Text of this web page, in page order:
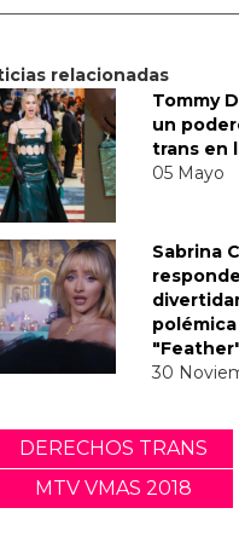
relacionadas
Tommy
un
trans en
05 Mayo
Sabrina
responde
30
DERECHOS TRANS
MTV VMAS 2018